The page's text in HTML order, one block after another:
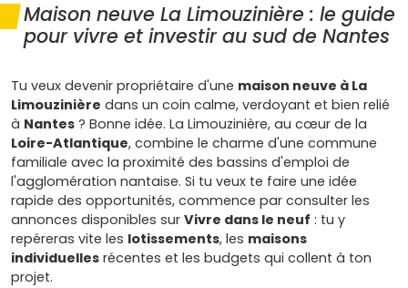
Maison neuve La Limouzinière : le guide
pour vivre et investir au sud de Nantes
Tu veux devenir propriétaire d'une maison neuve à La
Limouzinière dans un coin calme, verdoyant et bien relié
à Nantes ? Bonne idée. La Limouzinière, au cœur de la
Loire-Atlantique, combine le charme d'une commune
familiale avec la proximité des bassins d'emploi de
l'agglomération nantaise. Si tu veux te faire une idée
rapide des opportunités, commence par consulter les
annonces disponibles sur Vivre dans le neuf : tu y
repéreras vite les lotissements, les maisons
individuelles récentes et les budgets qui collent à ton
projet.